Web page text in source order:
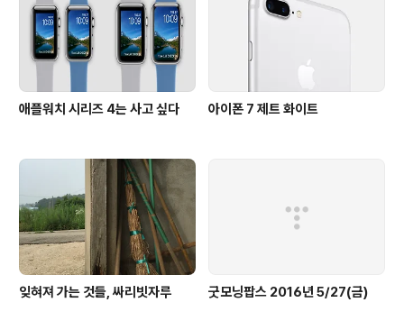
애플워치 시리즈 4는 사고 싶다 아이폰 7 제트 화이트
잊혀져 가는 것들, 싸리빗자루 굿모닝팝스 2016년 5/27(금)